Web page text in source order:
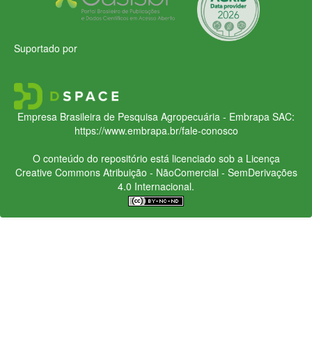
Suportado por
Empresa Brasileira de Pesquisa Agropecuária - Embrapa SAC:
https://www.embrapa.br/fale-conosco
O conteúdo do repositório está licenciado sob a Licença
Creative CommonsAtribuição - NãoComercial - SemDerivações
4.0 Internacional.